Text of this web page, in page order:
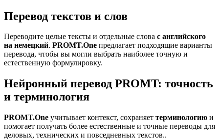
Перевод текстов и слов
Переводите целые тексты и отдельные слова с английского
на немецкий. PROMT.One предлагает подходящие варианты
перевода, чтобы вы могли выбрать наиболее точную и
естественную формулировку.
Нейронный перевод PROMT: точность
и терминология
PROMT.One учитывает контекст, сохраняет терминологию и
помогает получать более естественные и точные переводы для
деловых, технических и повседневных текстов..